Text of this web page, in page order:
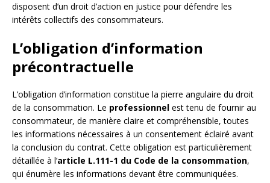
disposent d’un droit d’action en justice pour défendre les
intérêts collectifs des consommateurs.
L’obligation d’information
précontractuelle
L’obligation d’information constitue la pierre angulaire du droit
de la consommation. Le professionnel est tenu de fournir au
consommateur, de manière claire et compréhensible, toutes
les informations nécessaires à un consentement éclairé avant
la conclusion du contrat. Cette obligation est particulièrement
détaillée à l’article L.111-1 du Code de la consommation,
qui énumère les informations devant être communiquées.